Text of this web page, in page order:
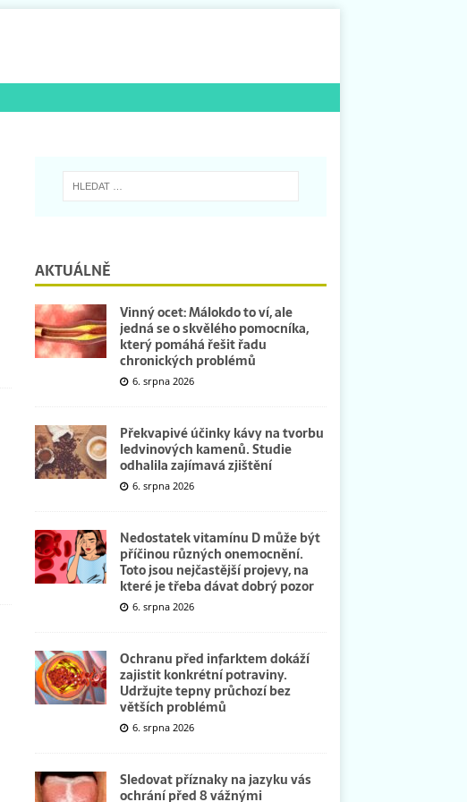
AKTUÁLNĚ
Vinný ocet: Málokdo to ví, ale
jedná se o skvělého pomocníka,
který pomáhá řešit řadu
chronických problémů
6. srpna 2026
Překvapivé účinky kávy na tvorbu
ledvinových kamenů. Studie
odhalila zajímavá zjištění
6. srpna 2026
Nedostatek vitamínu D může být
příčinou různých onemocnění.
Toto jsou nejčastější projevy, na
které je třeba dávat dobrý pozor
6. srpna 2026
Ochranu před infarktem dokáží
zajistit konkrétní potraviny.
Udržujte tepny průchozí bez
větších problémů
6. srpna 2026
Sledovat příznaky na jazyku vás
ochrání před 8 vážnými